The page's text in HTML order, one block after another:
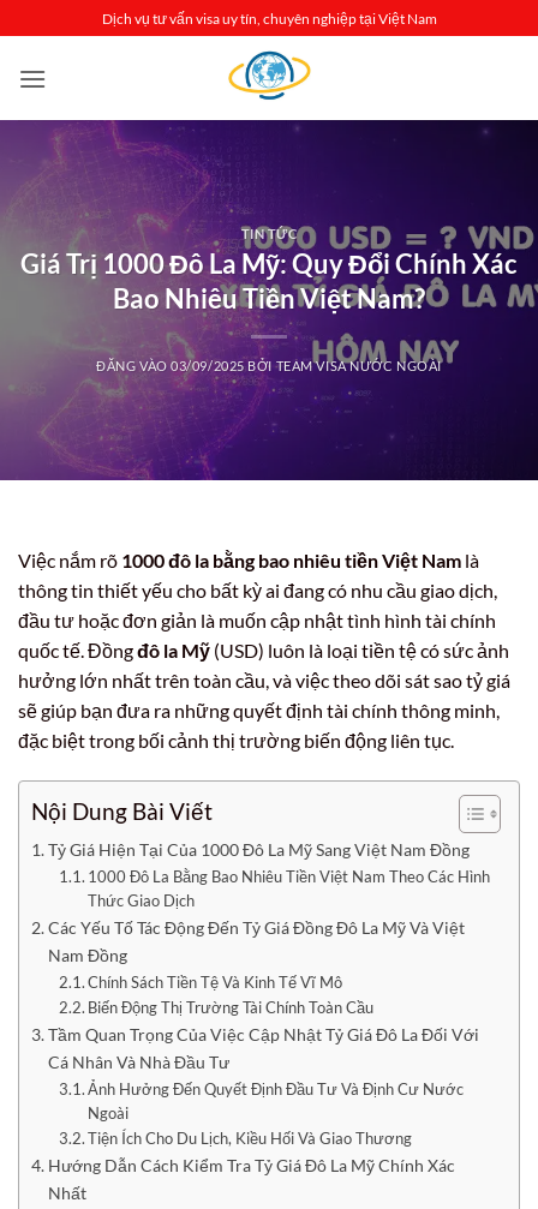
qua
nội
Dịch vụ tư vấn visa uy tín, chuyên nghiệp tại Việt Nam
TIN TỨC
Giá Trị 1000 Đô La Mỹ: Quy Đổi Chính Xác
Bao Nhiêu Tiền Việt Nam?
ĐĂNG VÀO03/09/2025 BỞITEAM VISA NƯỚC NGOÀI
Việc nắm rõ 1000 đô la bằng bao nhiêu tiền Việt Nam là
thông tin thiết yếu cho bất kỳ ai đang có nhu cầu giao dịch,
đầu tư hoặc đơn giản là muốn cập nhật tình hình tài chính
quốc tế. Đồngđô la Mỹ (USD) luôn là loại tiền tệ có sức ảnh
hưởng lớn nhất trên toàn cầu, và việc theo dõi sát sao tỷ giá
sẽ giúp bạn đưa ra những quyết định tài chính thông minh,
đặc biệt trong bối cảnh thị trường biến động liên tục.
Nội Dung Bài Viết
Tỷ Giá Hiện Tại Của 1000 Đô La Mỹ Sang Việt Nam Đồng
1000 Đô La Bằng Bao Nhiêu Tiền Việt Nam Theo Các Hình
Thức Giao Dịch
Các Yếu Tố Tác Động Đến Tỷ Giá Đồng Đô La Mỹ Và Việt
Nam Đồng
Chính Sách Tiền Tệ Và Kinh Tế Vĩ Mô
Biến Động Thị Trường Tài Chính Toàn Cầu
Tầm Quan Trọng Của Việc Cập Nhật Tỷ Giá Đô La Đối Với
Cá Nhân Và Nhà Đầu Tư
Ảnh Hưởng Đến Quyết Định Đầu Tư Và Định Cư Nước
Ngoài
Tiện Ích Cho Du Lịch, Kiều Hối Và Giao Thương
Hướng Dẫn Cách Kiểm Tra Tỷ Giá Đô La Mỹ Chính Xác
Nhất